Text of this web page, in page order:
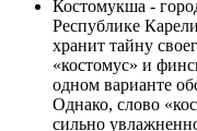
Костомукша -
Республике
хранит тайну
«костомус» и
одном варианте
Однако, слово
сильно